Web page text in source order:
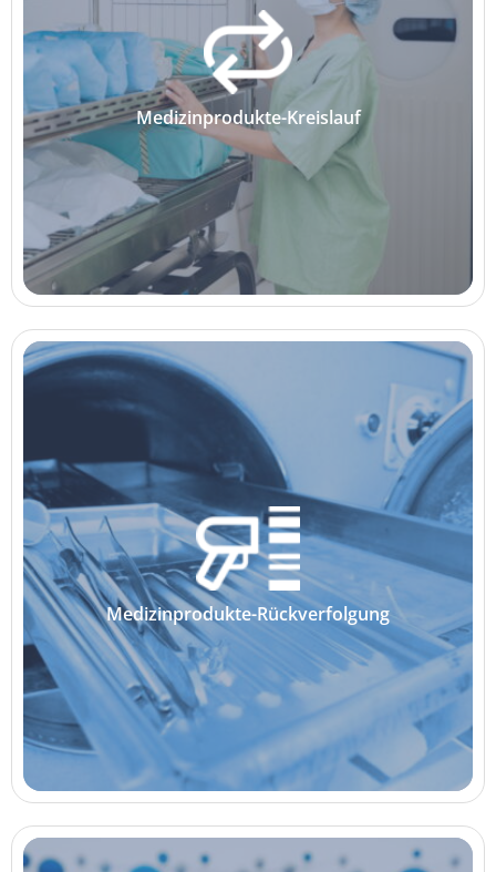
Medizinprodukte-Kreislauf
Medizinprodukte-Rückverfolgung